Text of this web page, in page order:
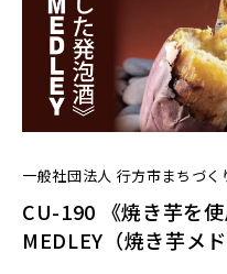
一般社団法人 行方市まちづく
CU-190 《焼き芋を
MEDLEY（焼き芋メ